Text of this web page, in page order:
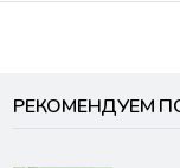
РЕКОМЕНДУЕМ